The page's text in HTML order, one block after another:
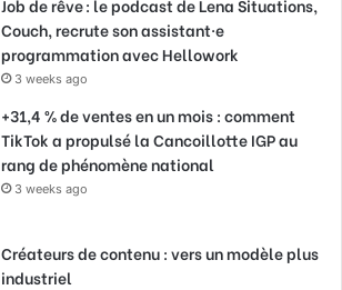
Couch, recrute son assistant·e
programmation avec Hellowork
3 weeks ago
+31,4 % de ventes en un mois : comment
TikTok a propulsé la Cancoillotte IGP au
rang de phénomène national
3 weeks ago
Créateurs de contenu : vers un modèle plus
industriel